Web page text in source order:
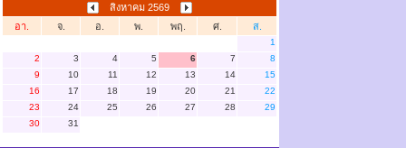
สิงหาคม 2569
อา.
จ. อ. พ. พฤ. ศ. ส.
1
2
3 4 5 6 7
8
9
10 11 12 13 14
15
16
17 18 19 20 21
22
23
24 25 26 27 28
29
30
31